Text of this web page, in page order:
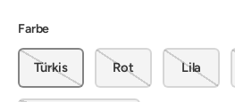
Farbe
Türkis Rot Lila